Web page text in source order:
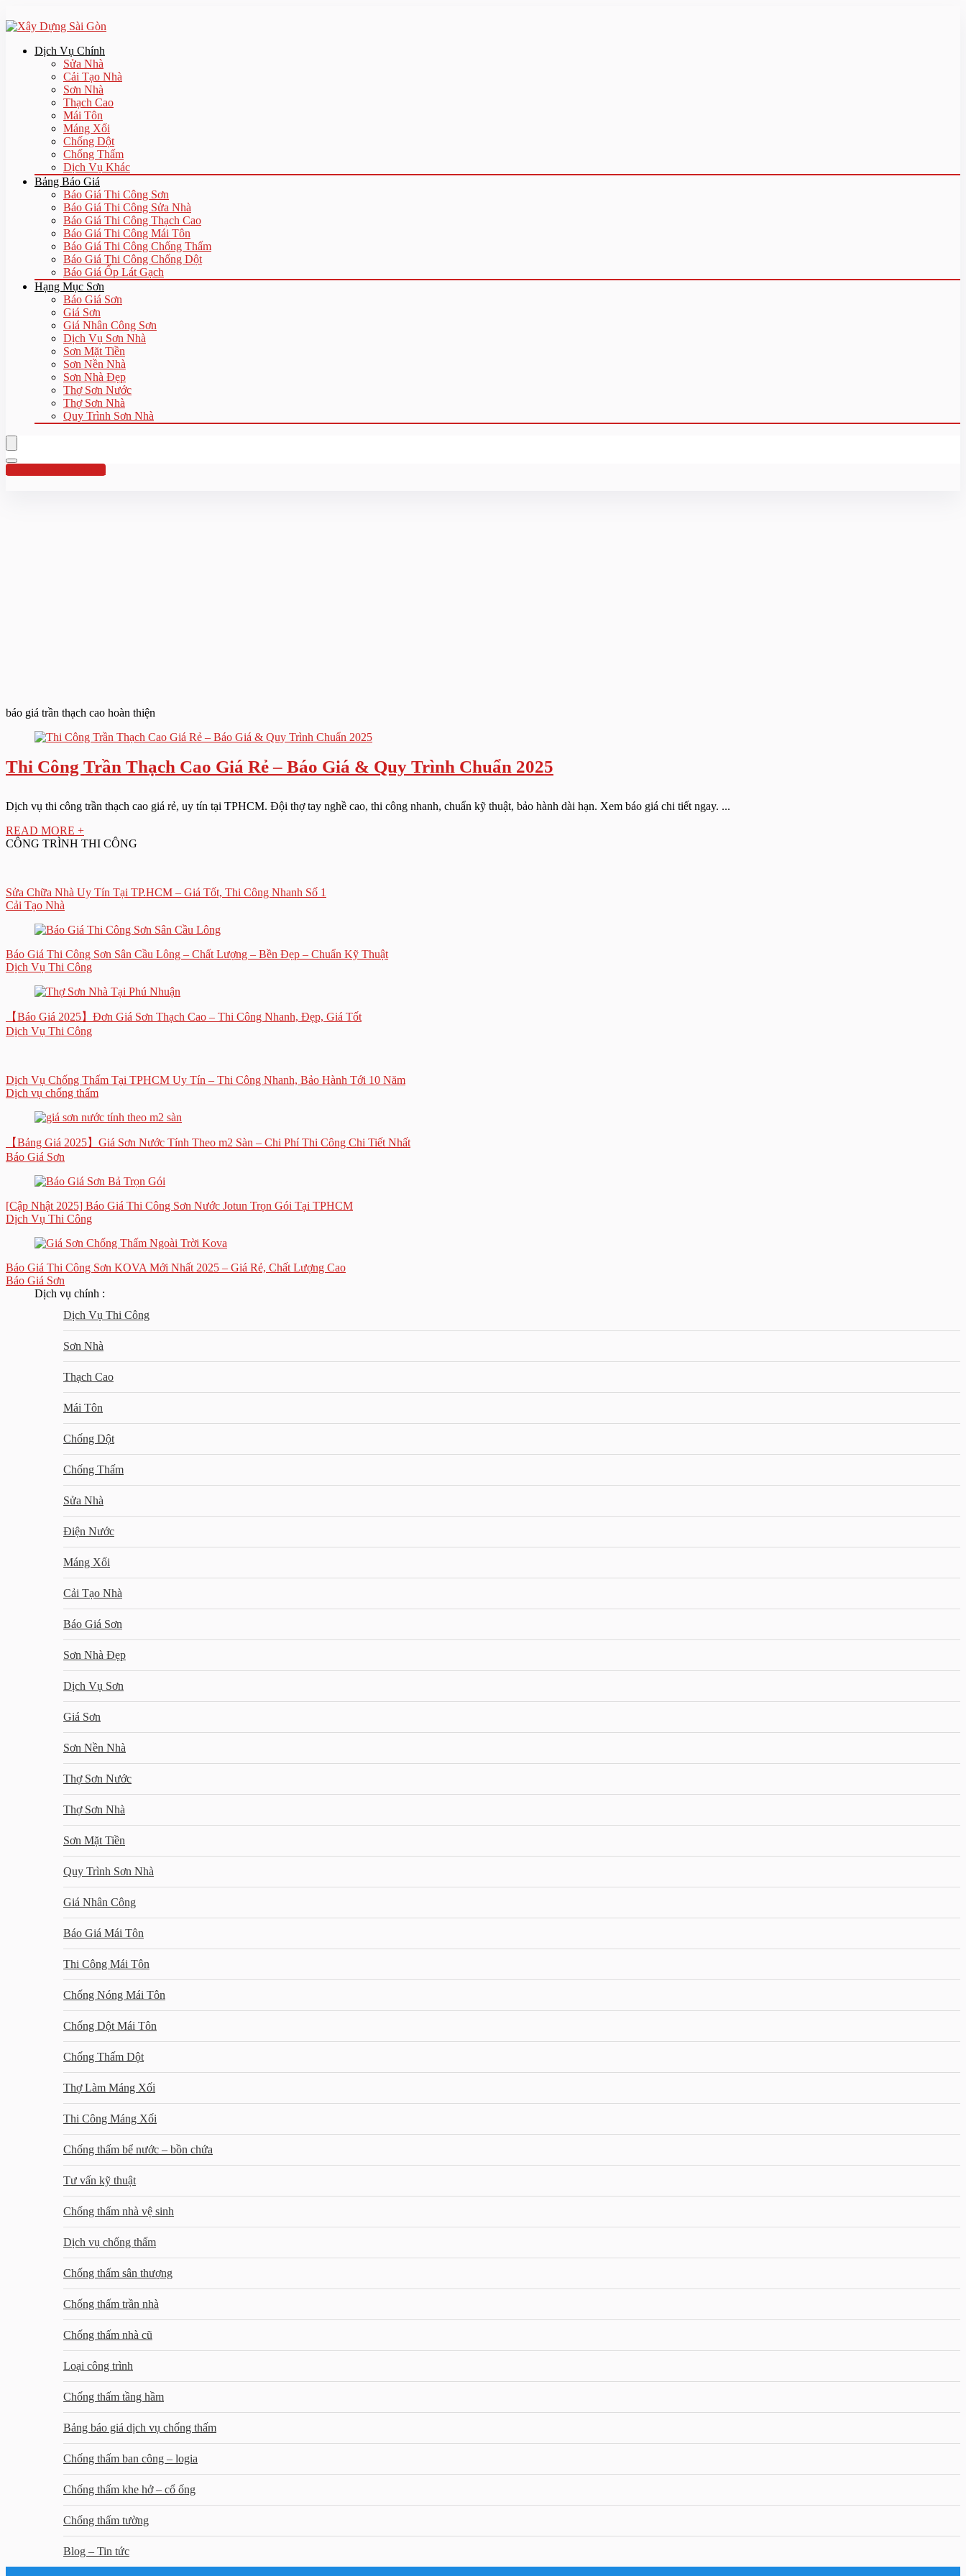
Dịch Vụ Chính
Sửa Nhà
Cải Tạo Nhà
Sơn Nhà
Thạch Cao
Mái Tôn
Máng Xối
Chống Dột
Chống Thấm
Dịch Vụ Khác
Bảng Báo Giá
Báo Giá Thi Công Sơn
Báo Giá Thi Công Sửa Nhà
Báo Giá Thi Công Thạch Cao
Báo Giá Thi Công Mái Tôn
Báo Giá Thi Công Chống Thấm
Báo Giá Thi Công Chống Dột
Báo Giá Ốp Lát Gạch
Hạng Mục Sơn
Báo Giá Sơn
Giá Sơn
Giá Nhân Công Sơn
Dịch Vụ Sơn Nhà
Sơn Mặt Tiền
Sơn Nền Nhà
Sơn Nhà Đẹp
Thợ Sơn Nước
Thợ Sơn Nhà
Quy Trình Sơn Nhà
Hotline:0961 894 472
báo giá trần thạch cao hoàn thiện
Thi Công Trần Thạch Cao Giá Rẻ – Báo Giá & Quy Trình Chuẩn 2025
Dịch vụ thi công trần thạch cao giá rẻ, uy tín tại TPHCM. Đội thợ tay nghề cao, thi công nhanh, chuẩn kỹ thuật, bảo hành dài hạn. Xem báo giá chi tiết ngay. ...
READ MORE +
CÔNG TRÌNH THI CÔNG
Sửa Chữa Nhà Uy Tín Tại TP.HCM – Giá Tốt, Thi Công Nhanh Số 1
Cải Tạo Nhà
Báo Giá Thi Công Sơn Sân Cầu Lông – Chất Lượng – Bền Đẹp – Chuẩn Kỹ Thuật
Dịch Vụ Thi Công
【Báo Giá 2025】Đơn Giá Sơn Thạch Cao – Thi Công Nhanh, Đẹp, Giá Tốt
Dịch Vụ Thi Công
Dịch Vụ Chống Thấm Tại TPHCM Uy Tín – Thi Công Nhanh, Bảo Hành Tới 10 Năm
Dịch vụ chống thấm
【Bảng Giá 2025】Giá Sơn Nước Tính Theo m2 Sàn – Chi Phí Thi Công Chi Tiết Nhất
Báo Giá Sơn
[Cập Nhật 2025] Báo Giá Thi Công Sơn Nước Jotun Trọn Gói Tại TPHCM
Dịch Vụ Thi Công
Báo Giá Thi Công Sơn KOVA Mới Nhất 2025 – Giá Rẻ, Chất Lượng Cao
Báo Giá Sơn
Dịch vụ chính :
Dịch Vụ Thi Công
Sơn Nhà
Thạch Cao
Mái Tôn
Chống Dột
Chống Thấm
Sửa Nhà
Điện Nước
Máng Xối
Cải Tạo Nhà
Báo Giá Sơn
Sơn Nhà Đẹp
Dịch Vụ Sơn
Giá Sơn
Sơn Nền Nhà
Thợ Sơn Nước
Thợ Sơn Nhà
Sơn Mặt Tiền
Quy Trình Sơn Nhà
Giá Nhân Công
Báo Giá Mái Tôn
Thi Công Mái Tôn
Chống Nóng Mái Tôn
Chống Dột Mái Tôn
Chống Thấm Dột
Thợ Làm Máng Xối
Thi Công Máng Xối
Chống thấm bể nước – bồn chứa
Tư vấn kỹ thuật
Chống thấm nhà vệ sinh
Dịch vụ chống thấm
Chống thấm sân thượng
Chống thấm trần nhà
Chống thấm nhà cũ
Loại công trình
Chống thấm tầng hầm
Bảng báo giá dịch vụ chống thấm
Chống thấm ban công – logia
Chống thấm khe hở – cổ ống
Chống thấm tường
Blog – Tin tức